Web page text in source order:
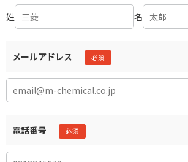
姓 名
メールアドレス
電話番号